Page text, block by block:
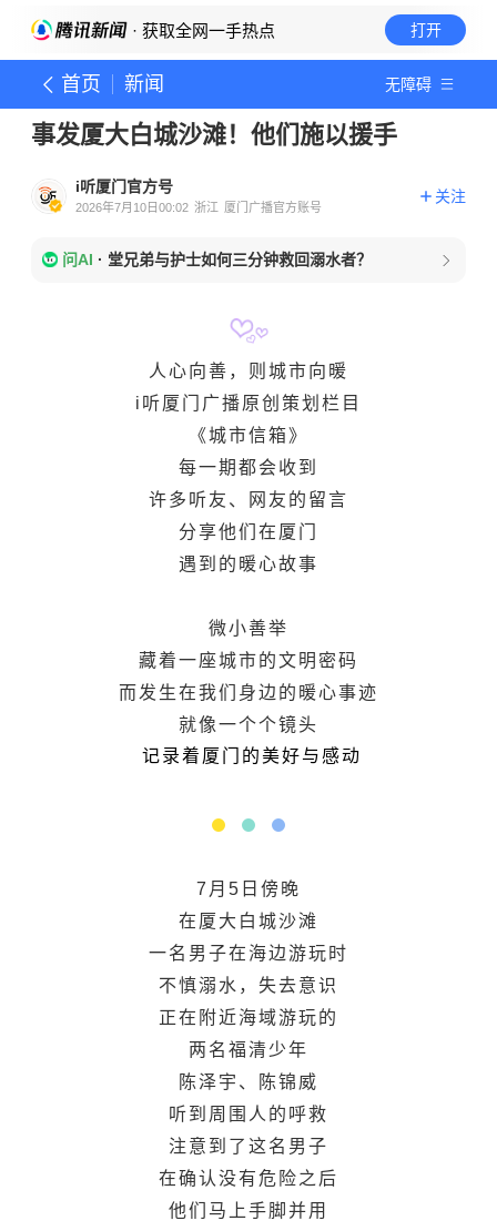
· 获取全网一手热点 打开
首页 新闻 无障碍
事发厦大白城沙滩！他们施以援手
i听厦门官方号
2026年7月10日00:02 浙江 厦门广播官方账号
关注
问AI · 堂兄弟与护士如何三分钟救回溺水者？
人心向善，则城市向暖
i听厦门广播原创策划栏目
《城市信箱》
每一期都会收到
许多听友、网友的留言
分享他们在厦门
遇到的暖心故事
微小善举
藏着一座城市的文明密码
而发生在我们身边的暖心事迹
就像一个个镜头
记录着厦门的美好与感动
7月5日傍晚
在厦大白城沙滩
一名男子在海边游玩时
不慎溺水，失去意识
正在附近海域游玩的
两名福清少年
陈泽宇、陈锦威
听到周围人的呼救
注意到了这名男子
在确认没有危险之后
他们马上手脚并用